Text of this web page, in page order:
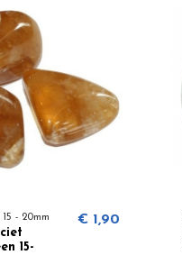
- 20mm
15-
€ 1,90